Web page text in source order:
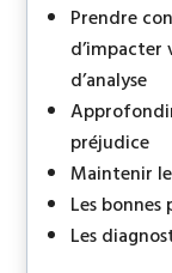
Prendre
d’analyse
préjudice
Maintenir
Les
Les